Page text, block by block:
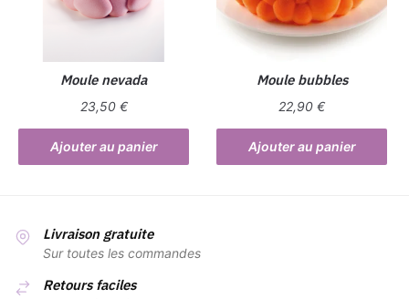
Moule nevada
23,50 €
Ajouter au panier
Moule bubbles
22,90€
Ajouter au panier
Livraison gratuite
Sur toutes les commandes
Retours faciles